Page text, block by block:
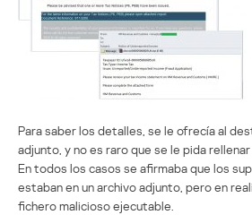
Para saber los detalles, se le ofrecía al
adjunto, y no es raro que se le pida
En todos los casos se afirmaba que los
estaban en un archivo adjunto, pero en
fichero malicioso ejecutable.